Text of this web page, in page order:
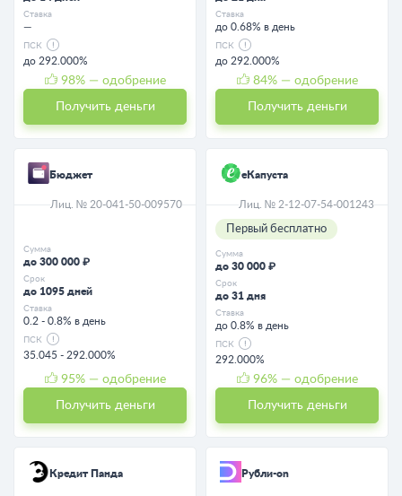
Ставка
—
ПСК
до 292.000%
98% — одобрение
Получить деньги
Ставка
до 0.68% в день
ПСК
до 292.000%
84% — одобрение
Получить деньги
Бюджет
Лиц. № 20-041-50-009570
Сумма
до 300 000 ₽
Срок
до 1095 дней
Ставка
0.2 - 0.8% в день
ПСК
35.045 - 292.000%
95% — одобрение
Получить деньги
еКапуста
Лиц. № 2-12-07-54-001243
Первый бесплатно
Сумма
до 30 000 ₽
Срок
до 31 дня
Ставка
до 0.8% в день
ПСК
292.000%
96% — одобрение
Получить деньги
Кредит Панда Рубли-on